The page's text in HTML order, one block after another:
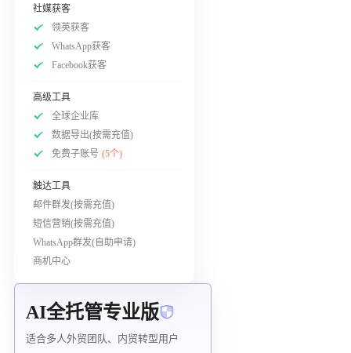
社媒获客
领英获客
WhatsApp获客
Facebook获客
高级工具
全球企业库
数据导出(按需充值)
免费子账号 (5个)
触达工具
邮件群发(按需充值)
短信营销(按需充值)
WhatsApp群发(自助申请)
商机中心
AI全托管专业版
适合多人外贸团队、内贸转型用户